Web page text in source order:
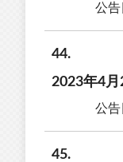
公
44
2023年4
公
45